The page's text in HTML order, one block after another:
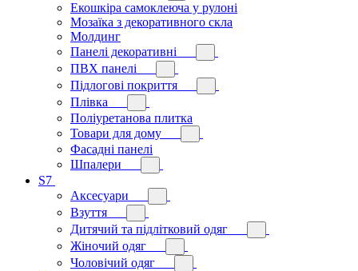
Екошкіра самоклеюча у рулоні
Мозаїка з декоративного скла
Молдинг
Панелі декоративні
ПВХ панелі
Підлогові покриття
Плівка
Поліуретанова плитка
Товари для дому
Фасадні панелі
Шпалери
S7
Аксесуари
Взуття
Дитячий та підлітковий одяг
Жіночий одяг
Чоловічий одяг